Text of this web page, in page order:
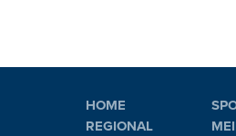
HOME
REGIONAL